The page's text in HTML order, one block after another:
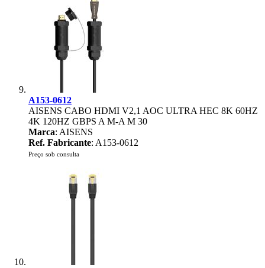
A153-0612
AISENS CABO HDMI V2,1 AOC ULTRA HEC 8K 60HZ
4K 120HZ GBPS A M-A M 30
Marca: AISENS
Ref. Fabricante: A153-0612
Preço sob consulta